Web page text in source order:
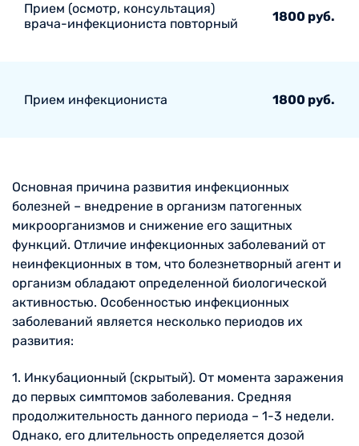
Прием (осмотр, консультация)
врача-инфекциониста повторный
1800 руб.
Прием инфекциониста 1800 руб.
Основная причина развития инфекционных
болезней – внедрение в организм патогенных
микроорганизмов и снижение его защитных
функций. Отличие инфекционных заболеваний от
неинфекционных в том, что болезнетворный агент и
организм обладают определенной биологической
активностью. Особенностью инфекционных
заболеваний является несколько периодов их
развития:
1. Инкубационный (скрытый). От момента заражения
до первых симптомов заболевания. Средняя
продолжительность данного периода – 1-3 недели.
Однако, его длительность определяется дозой